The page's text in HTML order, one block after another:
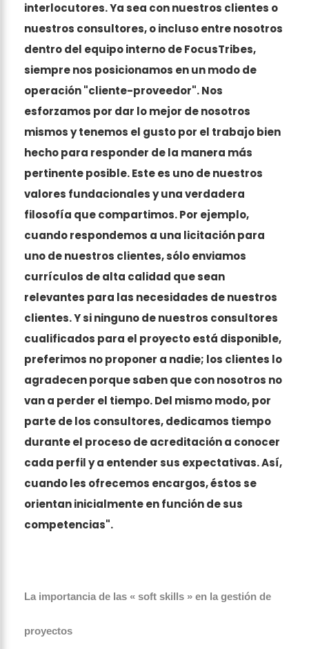
interlocutores. Ya sea con nuestros clientes o
nuestros consultores, o incluso entre nosotros
dentro del equipo interno de FocusTribes,
siempre nos posicionamos en un modo de
operación "cliente-proveedor". Nos
esforzamos por dar lo mejor de nosotros
mismos y tenemos el gusto por el trabajo bien
hecho para responder de la manera más
pertinente posible. Este es uno de nuestros
valores fundacionales y una verdadera
filosofía que compartimos. Por ejemplo,
cuando respondemos a una licitación para
uno de nuestros clientes, sólo enviamos
currículos de alta calidad que sean
relevantes para las necesidades de nuestros
clientes. Y si ninguno de nuestros consultores
cualificados para el proyecto está disponible,
preferimos no proponer a nadie; los clientes lo
agradecen porque saben que con nosotros no
van a perder el tiempo. Del mismo modo, por
parte de los consultores, dedicamos tiempo
durante el proceso de acreditación a conocer
cada perfil y a entender sus expectativas. Así,
cuando les ofrecemos encargos, éstos se
orientan inicialmente en función de sus
competencias".
La importancia de las « soft skills » en la gestión de
proyectos